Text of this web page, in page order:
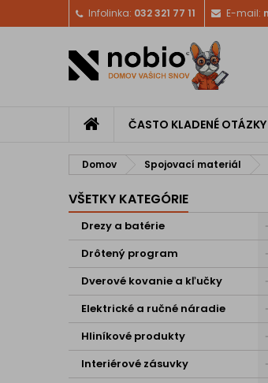
Infolinka: 032 321 77 11 E-mail:
ČASTO KLADENÉ OTÁZKY
Domov Spojovací materiál
VŠETKY KATEGÓRIE
Drezy a batérie
Drôtený program
Dverové kovanie a kľučky
Elektrické a ručné náradie
Hliníkové produkty
Interiérové zásuvky